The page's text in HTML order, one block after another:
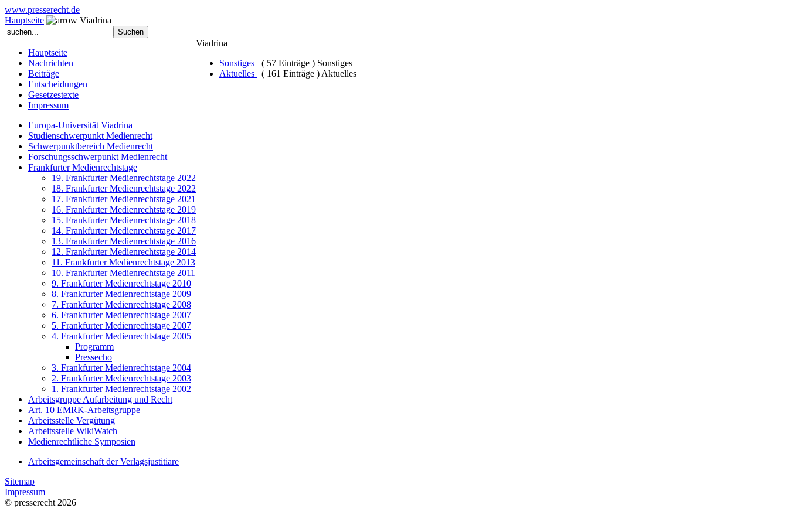
www.presserecht.de
Hauptseite
Viadrina
Hauptseite
Nachrichten
Beiträge
Entscheidungen
Gesetzestexte
Impressum
Europa-Universität Viadrina
Studienschwerpunkt Medienrecht
Schwerpunktbereich Medienrecht
Forschungsschwerpunkt Medienrecht
Frankfurter Medienrechtstage
19. Frankfurter Medienrechtstage 2022
18. Frankfurter Medienrechtstage 2022
17. Frankfurter Medienrechtstage 2021
16. Frankfurter Medienrechtstage 2019
15. Frankfurter Medienrechtstage 2018
14. Frankfurter Medienrechtstage 2017
13. Frankfurter Medienrechtstage 2016
12. Frankfurter Medienrechtstage 2014
11. Frankfurter Medienrechtstage 2013
10. Frankfurter Medienrechtstage 2011
9. Frankfurter Medienrechtstage 2010
8. Frankfurter Medienrechtstage 2009
7. Frankfurter Medienrechtstage 2008
6. Frankfurter Medienrechtstage 2007
5. Frankfurter Medienrechtstage 2007
4. Frankfurter Medienrechtstage 2005
Programm
Pressecho
3. Frankfurter Medienrechtstage 2004
2. Frankfurter Medienrechtstage 2003
1. Frankfurter Medienrechtstage 2002
Arbeitsgruppe Aufarbeitung und Recht
Art. 10 EMRK-Arbeitsgruppe
Arbeitsstelle Vergütung
Arbeitsstelle WikiWatch
Medienrechtliche Symposien
Arbeitsgemeinschaft der Verlagsjustitiare
Viadrina
Sonstiges
( 57 Einträge ) Sonstiges
Aktuelles
( 161 Einträge ) Aktuelles
Sitemap
Impressum
© presserecht 2026